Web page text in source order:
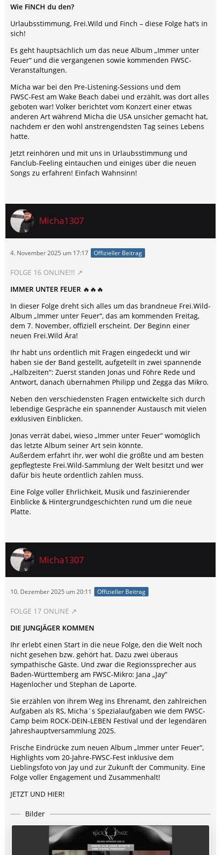
Wie FiNCH du den?
Urlaubsstimmung, Frei.Wild und Finch – diese Folge hat’s in
sich!
Es geht hauptsächlich um das neue Album „Immer unter
Feuer“ und die vergangenen sowie kommenden FWSC-
Veranstaltungen.
Micha war bei den Pre‑Listening‑Sessions und dem
FWSC‑Fest am Wake Beach dabei und erzählt, was dort alles
geboten war! Volker berichtet vom Konzert einer etwas
anderen Art während Micha die USA unsicher gemacht hat,
nachdem er den wohl anstrengendsten Tag seines Lebens
hatte.
Jetzt reinhören und mit uns in Urlaubsstimmung und
Fanclub‑Feeling eintauchen und einiges über die neuen
Songs zu erfahren! Einfach Wahnsinn!
Micha1307
4. November 2025 um 17:17 Offizieller Beitrag
FOLGE 16 ONLINE!!!
IMMER UNTER FEUER 🔥🔥🔥
In dieser Folge dreht sich alles um das brandneue Frei.Wild-
Album „Immer unter Feuer“, das am kommenden Freitag,
dem 7. November, offiziell erscheint. Der Beginn einer
neuen Frei.Wild Ära!
Ihr habt uns ordentlich mit Fragen eingedeckt und wir
haben sie der Band gestellt, aufgeteilt in zwei spannende
„Halbzeiten“: Zuerst standen Jonas und Föhre Rede und
Antwort, danach übernahmen Philipp und Zegga das Mikro.
Neben den verschiedensten Fragen entwickelte sich durch
lebendige Gespräche ein spannender Austausch mit vielen
exklusiven Einblicken.
Jonas verrät dabei, wieso „Immer unter Feuer“ womöglich
das letzte Album seiner Art sein könnte.
Außerdem erfahrt ihr, wer wohl die größte und am besten
gepflegteste Frei.Wild-Sammlung der Welt besitzt und wer
dafür bis heute ordentlich zahlen muss.
Eine Folge voller Ehrlichkeit, Musik und faszinierender
Einblicke & Hintergrundgeschichten rund um die neue
Platte.
Micha1307
10. Dezember 2025 um 20:11 Offizieller Beitrag
FOLGE 17 ONLINE
DIE JUNGJÄGER KOMMEN
Ihr erlebt einen Start in die neue Folge, den die Welt noch
nicht gesehen bzw. gehört hat. Dazu zwei überaus
sympathische Gäste. Und zwar die Regionssprecher aus
Baden-Württemberg am FWSC-Mikro: Jana „Jay“
Hagenlocher und Stephan de Laporte.
Sie erzählen von ihrem Weg ins Ehrenamt, den zahlreichen
Aufgaben als RS, Micha´s Spezialaufgaben wie dem FWSC-
Camp beim ROCK-DEIN-LEBEN Festival und der legendären
Jahreshauptversammlung 2025.
Frische Eindrücke zum neuen Album „Immer unter Feuer“,
Highlights vom 20-Jahre-FWSC-Fest inklusive dem
Lieblingsfoto von Jay und zur Zukunft der Community. Eine
Folge voller Engagement und Zusammenhalt!
JETZT UND HIER!
Bilder